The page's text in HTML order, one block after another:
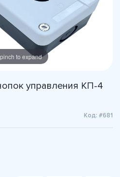
to expand
управления КП-4
Код: #681